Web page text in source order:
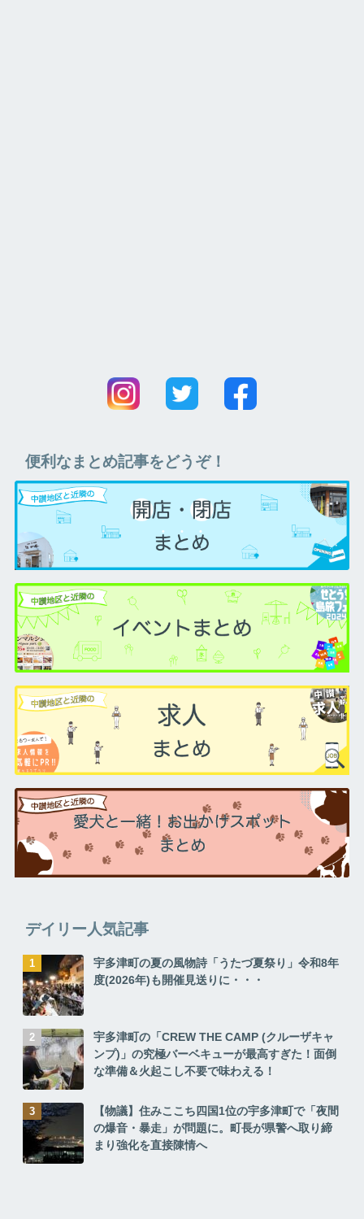
便利なまとめ記事をどうぞ！
デイリー人気記事
宇多津町の夏の風物詩「うたづ夏祭り」令和8年
度(2026年)も開催見送りに・・・
宇多津町の「CREW THE CAMP (クルーザキャ
ンプ)」の究極バーベキューが最高すぎた！面倒
な準備＆火起こし不要で味わえる！
【物議】住みここち四国1位の宇多津町で「夜間
の爆音・暴走」が問題に。町長が県警へ取り締
まり強化を直接陳情へ